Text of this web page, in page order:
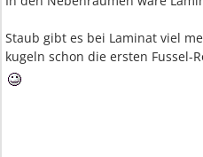
Staub gibt es bei Laminat viel
kugeln schon die ersten Fussel-